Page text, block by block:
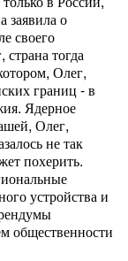
заявила о
своего
тогда
Олег,
границ - в
Ядерное
Олег,
не так
похерить.
устройства и
общественности